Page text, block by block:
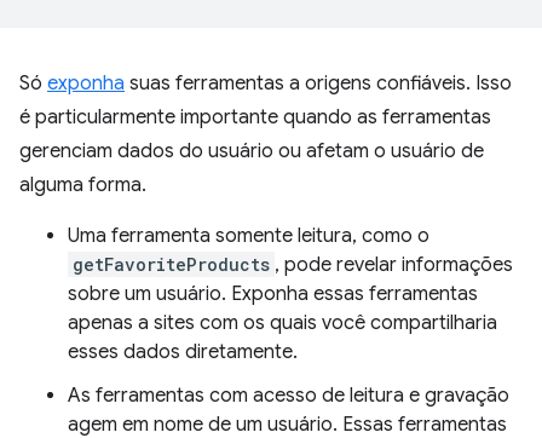
Só exponha suas ferramentas a origens confiáveis. Isso
é particularmente importante quando as ferramentas
gerenciam dados do usuário ou afetam o usuário de
alguma forma.
Uma ferramenta somente leitura, como o
getFavoriteProducts , pode revelar informações
sobre um usuário. Exponha essas ferramentas
apenas a sites com os quais você compartilharia
esses dados diretamente.
As ferramentas com acesso de leitura e gravação
agem em nome de um usuário. Essas ferramentas